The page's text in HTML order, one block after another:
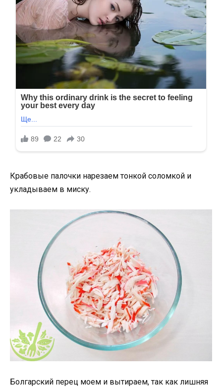
Крабовые палочки нарезаем тонкой соломкой и
укладываем в миску.
Болгарский перец моем и вытираем, так как лишняя